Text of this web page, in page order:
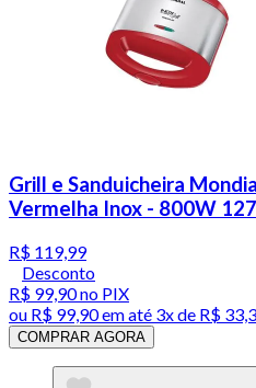
Grill e Sanduicheira
Vermelha Inox - 800W
R$ 119,99
Desconto
R$ 99,90no PIX
ou R$ 99,90em até 3x de R$
COMPRAR AGORA